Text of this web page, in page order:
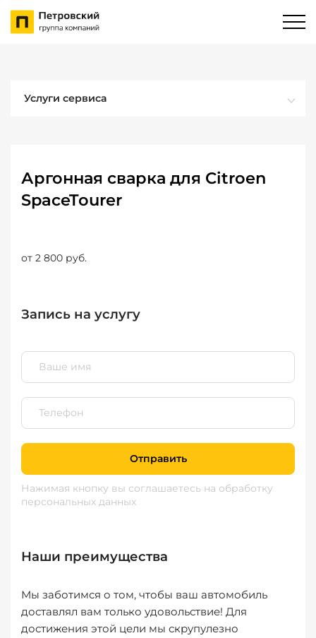
Услуги сервиса
Аргонная сварка для Citroen
SpaceTourer
от 2 800 руб.
Запись на услугу
Отправить
Нажимая кнопку вы соглашаетесь на обработку
персональных данных
Наши преимущества
Мы заботимся о том, чтобы ваш автомобиль
доставлял вам только удовольствие! Для
достижения этой цели мы скрупулезно